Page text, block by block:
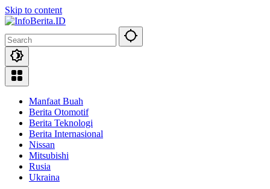
Skip to content
Manfaat Buah
Berita Otomotif
Berita Teknologi
Berita Internasional
Nissan
Mitsubishi
Rusia
Ukraina